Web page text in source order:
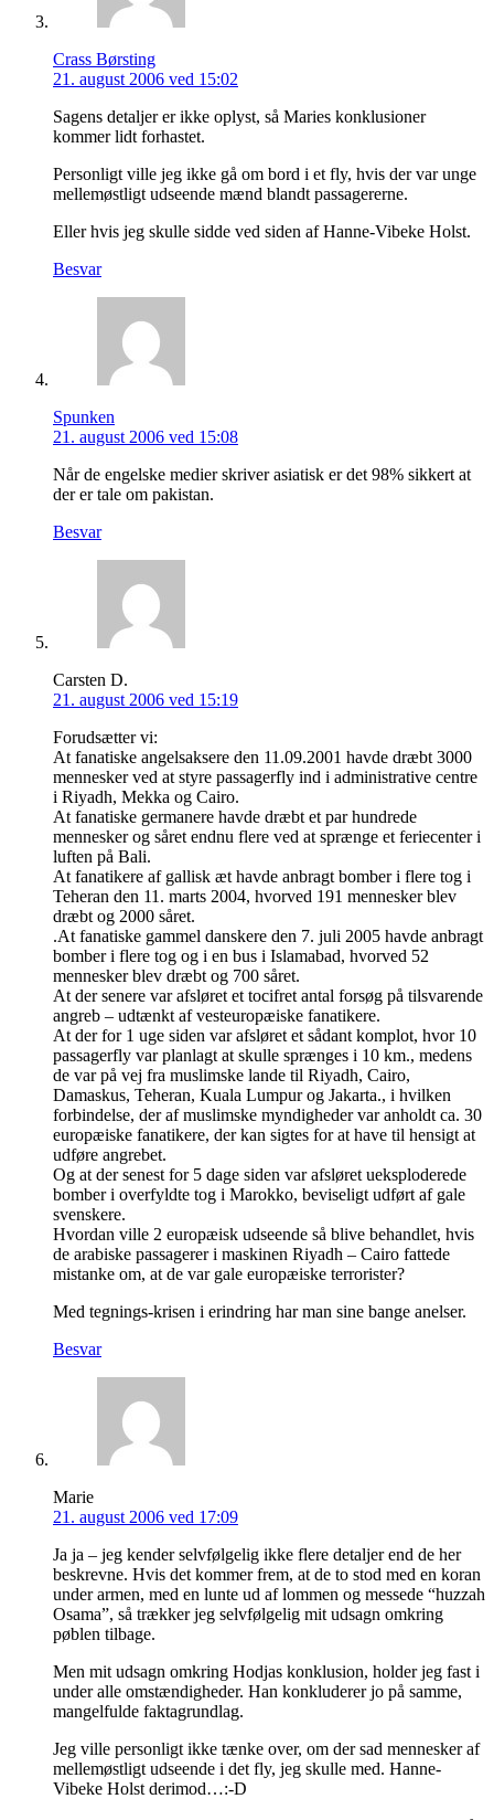
Crass Børsting
21. august 2006 ved 15:02
Sagens detaljer er ikke oplyst, så Maries konklusioner
kommer lidt forhastet.
Personligt ville jeg ikke gå om bord i et fly, hvis der var unge
mellemøstligt udseende mænd blandt passagererne.
Eller hvis jeg skulle sidde ved siden af Hanne-Vibeke Holst.
Besvar
Spunken
21. august 2006 ved 15:08
Når de engelske medier skriver asiatisk er det 98% sikkert at
der er tale om pakistan.
Besvar
Carsten D.
21. august 2006 ved 15:19
Forudsætter vi:
At fanatiske angelsaksere den 11.09.2001 havde dræbt 3000
mennesker ved at styre passagerfly ind i administrative centre
i Riyadh, Mekka og Cairo.
At fanatiske germanere havde dræbt et par hundrede
mennesker og såret endnu flere ved at sprænge et feriecenter i
luften på Bali.
At fanatikere af gallisk æt havde anbragt bomber i flere tog i
Teheran den 11. marts 2004, hvorved 191 mennesker blev
dræbt og 2000 såret.
.At fanatiske gammel danskere den 7. juli 2005 havde anbragt
bomber i flere tog og i en bus i Islamabad, hvorved 52
mennesker blev dræbt og 700 såret.
At der senere var afsløret et tocifret antal forsøg på tilsvarende
angreb – udtænkt af vesteuropæiske fanatikere.
At der for 1 uge siden var afsløret et sådant komplot, hvor 10
passagerfly var planlagt at skulle sprænges i 10 km., medens
de var på vej fra muslimske lande til Riyadh, Cairo,
Damaskus, Teheran, Kuala Lumpur og Jakarta., i hvilken
forbindelse, der af muslimske myndigheder var anholdt ca. 30
europæiske fanatikere, der kan sigtes for at have til hensigt at
udføre angrebet.
Og at der senest for 5 dage siden var afsløret ueksploderede
bomber i overfyldte tog i Marokko, beviseligt udført af gale
svenskere.
Hvordan ville 2 europæisk udseende så blive behandlet, hvis
de arabiske passagerer i maskinen Riyadh – Cairo fattede
mistanke om, at de var gale europæiske terrorister?
Med tegnings-krisen i erindring har man sine bange anelser.
Besvar
Marie
21. august 2006 ved 17:09
Ja ja – jeg kender selvfølgelig ikke flere detaljer end de her
beskrevne. Hvis det kommer frem, at de to stod med en koran
under armen, med en lunte ud af lommen og messede “huzzah
Osama”, så trækker jeg selvfølgelig mit udsagn omkring
pøblen tilbage.
Men mit udsagn omkring Hodjas konklusion, holder jeg fast i
under alle omstændigheder. Han konkluderer jo på samme,
mangelfulde faktagrundlag.
Jeg ville personligt ikke tænke over, om der sad mennesker af
mellemøstligt udseende i det fly, jeg skulle med. Hanne-
Vibeke Holst derimod…:-D